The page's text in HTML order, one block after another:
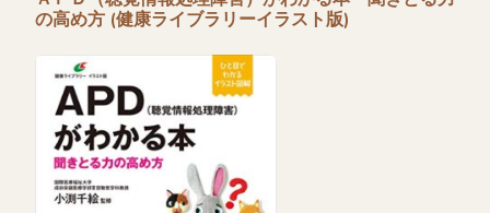
の高め方 (健康ライブラリーイラスト版)